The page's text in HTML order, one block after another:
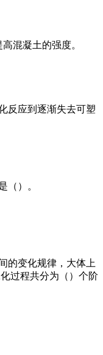
混凝土的强度。
反应到逐渐失去可塑
（）。
的变化规律，大体上
过程共分为（）个阶